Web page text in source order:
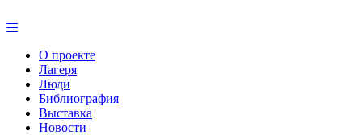
О проекте
Лагеря
Люди
Библиография
Выставка
Новости